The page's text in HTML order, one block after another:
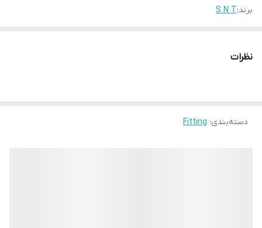
برند:S N T
نظرات
دسته‌بندی:
Fitting